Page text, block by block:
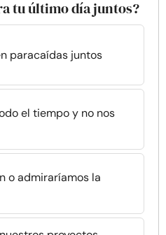
tu último día juntos?
paracaídas juntos
el tiempo y no nos
o admiraríamos la